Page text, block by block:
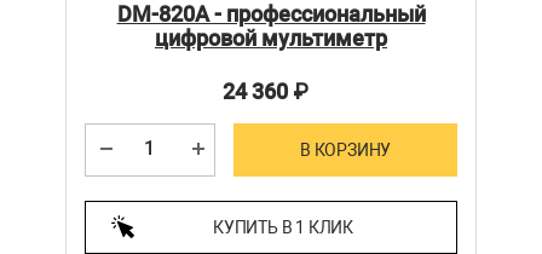
DM-820A - профессиональный
цифровой мультиметр
24 360₽
В КОРЗИНУ
КУПИТЬ В 1 КЛИК